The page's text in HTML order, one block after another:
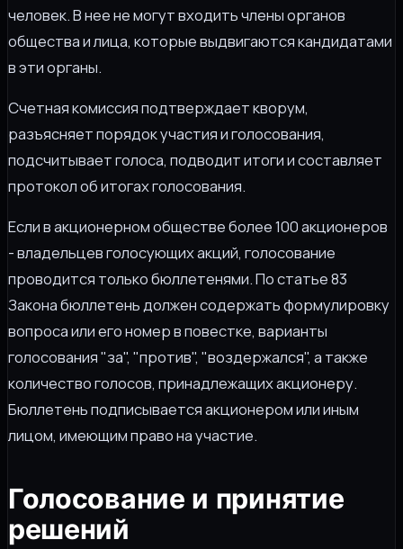
человек. В нее не могут входить члены органов
общества и лица, которые выдвигаются кандидатами
в эти органы.
Счетная комиссия подтверждает кворум,
разъясняет порядок участия и голосования,
подсчитывает голоса, подводит итоги и составляет
протокол об итогах голосования.
Если в акционерном обществе более 100 акционеров
- владельцев голосующих акций, голосование
проводится только бюллетенями. По статье 83
Закона бюллетень должен содержать формулировку
вопроса или его номер в повестке, варианты
голосования "за", "против", "воздержался", а также
количество голосов, принадлежащих акционеру.
Бюллетень подписывается акционером или иным
лицом, имеющим право на участие.
Голосование и принятие
решений